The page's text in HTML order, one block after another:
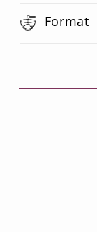
Format